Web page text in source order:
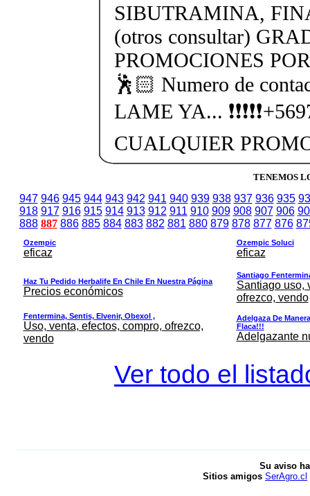
SIBUTRAMINA,
(otros consultar)
PROMOCIONES
🕺🏻 Numero de
LAME YA...
CUALQUIER
TENEMOS
947 946 945 944 943 942 941 940 939 938 937 936 935
918 917 916 915 914 913 912 911 910 909 908 907 906
888 887 886 885 884 883 882 881 880 879 878 877 876
Ozempic
eficaz
Ozempic Soluci
eficaz
Haz Tu Pedido Herbalife En Chile En Nuestra Página
Precios económicos
Santiago
Santiago uso,
ofrezco, vendo
Fentermina, Sentis, Elvenir, Obexol ,
Uso, venta, efectos, compro, ofrezco,
vendo
Adelgaza De
Flaca!!!
Adelgazante
Ver todo el
Su aviso
Sitios amigos SerAgro.cl